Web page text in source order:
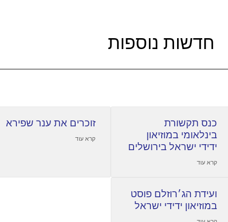
חדשות נוספות
כנס תקשורת
בינלאומי במוזיאון
ידידי ישראל בירושלים
קרא עוד
זוכרים את ענר שפירא
קרא עוד
ועידת הג׳רוזלם פוסט
במוזיאון ידידי ישראל